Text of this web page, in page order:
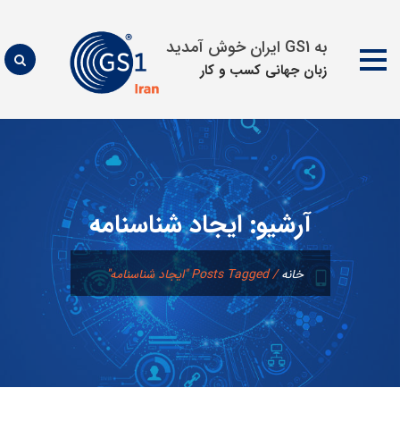
به GS1 ایران خوش آمدید
زبان جهانی كسب و كار
محتوا
آرشیو:ایجاد شناسنامه
خانه/Posts Tagged "ایجاد شناسنامه"